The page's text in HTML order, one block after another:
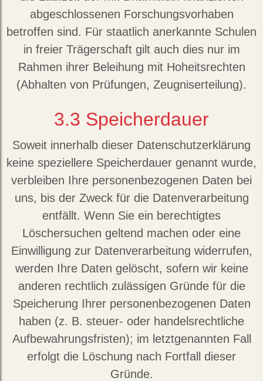
abgeschlossenen Forschungsvorhaben
betroffen sind. Für staatlich anerkannte Schulen
in freier Trägerschaft gilt auch dies nur im
Rahmen ihrer Beleihung mit Hoheitsrechten
(Abhalten von Prüfungen, Zeugniserteilung).
3.3 Speicherdauer
Soweit innerhalb dieser Datenschutzerklärung
keine speziellere Speicherdauer genannt wurde,
verbleiben Ihre personenbezogenen Daten bei
uns, bis der Zweck für die Datenverarbeitung
entfällt. Wenn Sie ein berechtigtes
Löschersuchen geltend machen oder eine
Einwilligung zur Datenverarbeitung widerrufen,
werden Ihre Daten gelöscht, sofern wir keine
anderen rechtlich zulässigen Gründe für die
Speicherung Ihrer personenbezogenen Daten
haben (z. B. steuer- oder handelsrechtliche
Aufbewahrungsfristen); im letztgenannten Fall
erfolgt die Löschung nach Fortfall dieser
Gründe.